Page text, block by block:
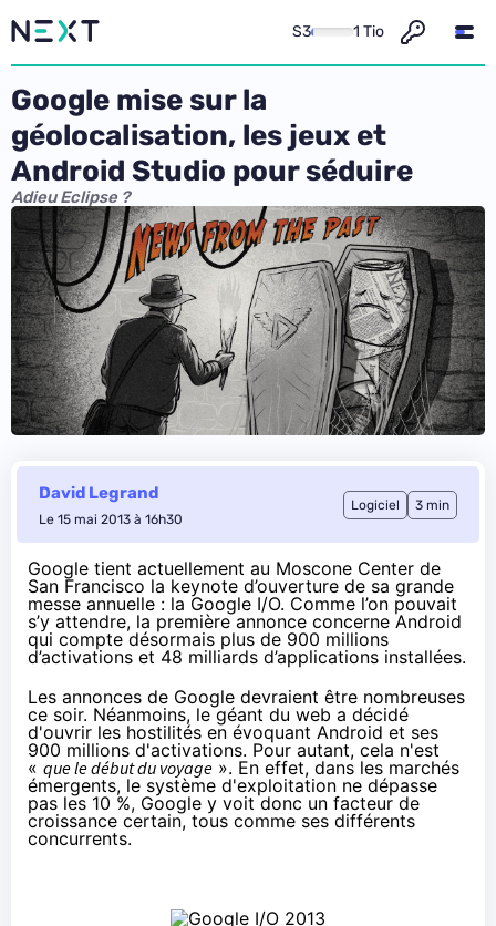
S3 1 Tio
Google mise sur la
géolocalisation, les jeux et
Android Studio pour séduire
Adieu Eclipse ?
David Legrand
Le 15 mai 2013 à 16h30
Logiciel 3 min
Google tient actuellement au Moscone Center de
San Francisco la keynote d’ouverture de sa grande
messe annuelle : la Google I/O. Comme l’on pouvait
s’y attendre, la première annonce concerne Android
qui compte désormais plus de 900 millions
d’activations et 48 milliards d’applications installées.
Les annonces de Google devraient être nombreuses
ce soir. Néanmoins, le géant du web a décidé
d'ouvrir les hostilités en évoquant Android et ses
900 millions d'activations. Pour autant, cela n'est
« que le début du voyage ». En effet, dans les marchés
émergents, le système d'exploitation ne dépasse
pas les 10 %, Google y voit donc un facteur de
croissance certain, tous comme ses différents
concurrents.